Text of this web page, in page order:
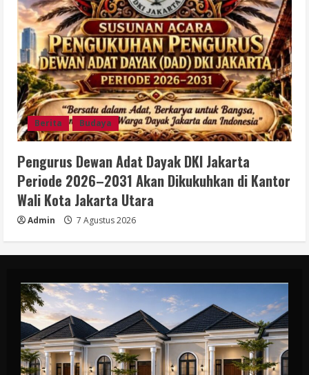
Berita Budaya
Pengurus Dewan Adat Dayak DKI Jakarta
Periode 2026–2031 Akan Dikukuhkan di Kantor
Wali Kota Jakarta Utara
Admin 7 Agustus 2026